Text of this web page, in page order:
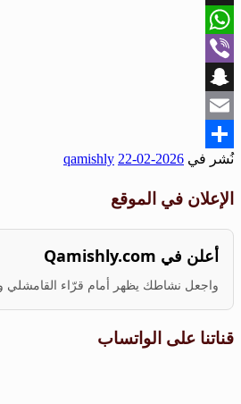
X
WhatsApp
Viber
Snapchat
Email
Share
نُشر في 2026-02-22
qamishly
الإعلان في الموقع
أعلن في Qamishly.com
واجعل نشاطك يظهر أمام قرّاء القامشلي
قناتنا على الواتساب